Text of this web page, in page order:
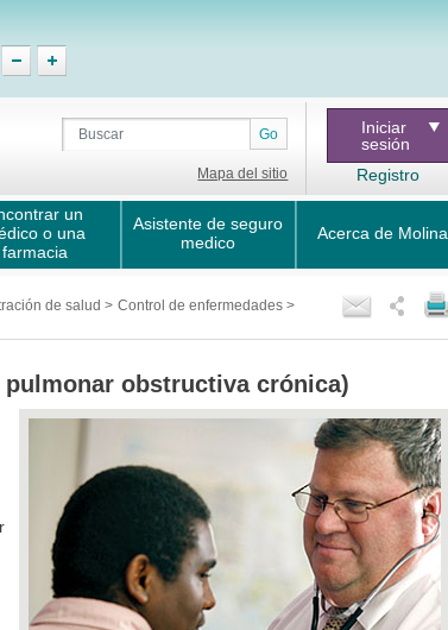
Go
Mapa del sitio
Iniciar
sesión
Registro
un
o una
farmacia
Asistente de seguro
medico
Acerca de Molina
de salud > Control de enfermedades >
obstructiva crónica)